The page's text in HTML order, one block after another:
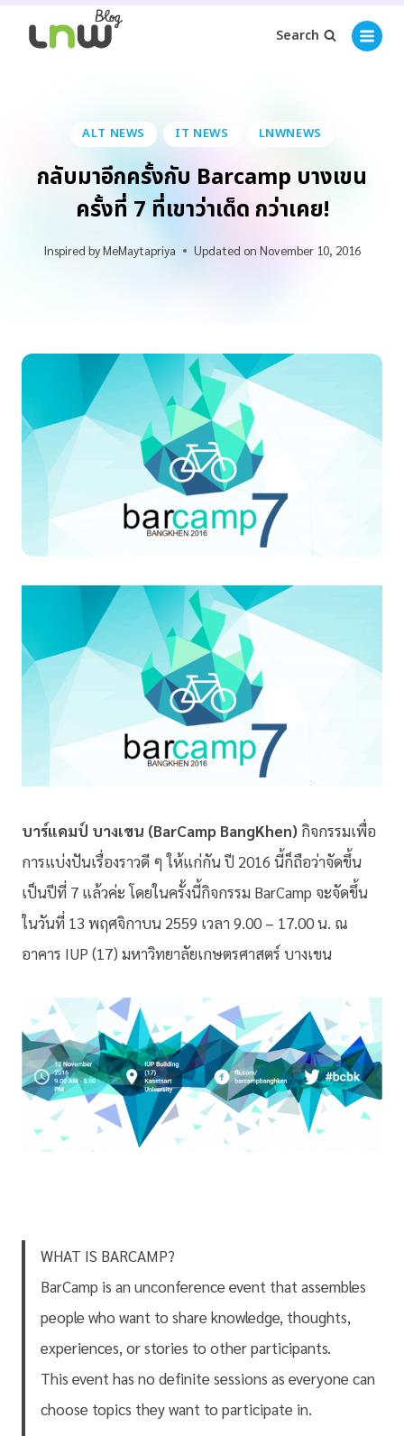
Search
ALT NEWS IT NEWS LNWNEWS
กลับมาอีกครั้งกับ Barcamp บางเขน
ครั้งที่ 7 ที่เขาว่าเด็ด กว่าเคย!
Inspired byMeMaytapriya Updated on November 10, 2016
บาร์แคมป์ บางเขน (BarCamp BangKhen) กิจกรรมเพื่อ
การแบ่งปันเรื่องราวดี ๆ ให้แก่กัน ปี 2016 นี้ก็ถือว่าจัดขึ้น
เป็นปีที่ 7 แล้วค่ะ โดยในครั้งนี้กิจกรรม BarCamp จะจัดขึ้น
ในวันที่ 13 พฤศจิกาบน 2559 เวลา 9.00 – 17.00 น. ณ
อาคาร IUP (17) มหาวิทยาลัยเกษตรศาสตร์ บางเขน
WHAT IS BARCAMP?
BarCamp is an unconference event that assembles
people who want to share knowledge, thoughts,
experiences, or stories to other participants.
This event has no definite sessions as everyone can
choose topics they want to participate in.